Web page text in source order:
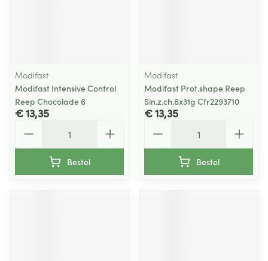
Modifast
Modifast Intensive Control
Reep Chocolade 6
€ 13,35
Bestel
Modifast
Modifast Prot.shape Reep
Sin.z.ch.6x31g Cfr2293710
€ 13,35
Bestel